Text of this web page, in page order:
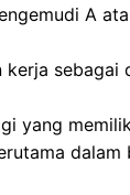
A
kerja sebagai
yang
dalam